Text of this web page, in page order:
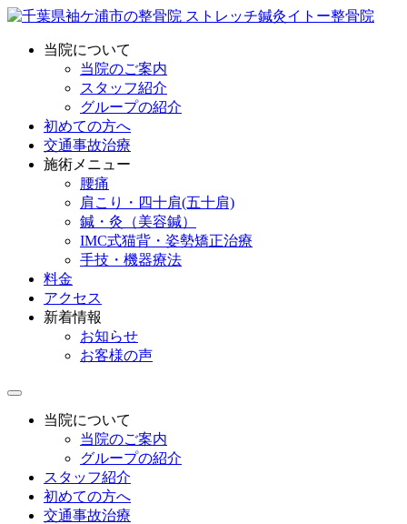
当院について
当院のご案内
スタッフ紹介
グループの紹介
初めての方へ
交通事故治療
施術メニュー
腰痛
肩こり・四十肩(五十肩)
鍼・灸（美容鍼）
IMC式猫背・姿勢矯正治療
手技・機器療法
料金
アクセス
新着情報
お知らせ
お客様の声
当院について
当院のご案内
グループの紹介
スタッフ紹介
初めての方へ
交通事故治療